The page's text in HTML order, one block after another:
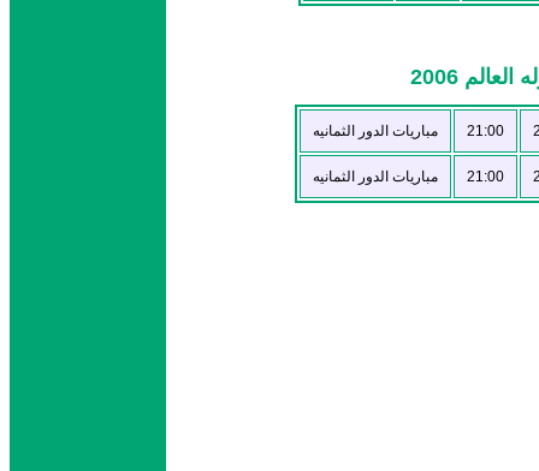
2006
مباريات الدور الثمانيه 21:00
مباريات الدور الثمانيه 21:00